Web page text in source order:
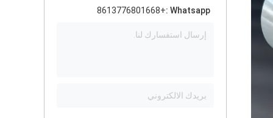
Whatsapp :
+8613776801668